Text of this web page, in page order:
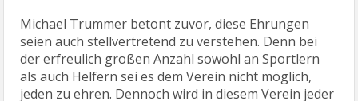
Michael Trummer betont zuvor, diese Ehrungen
seien auch stellvertretend zu verstehen. Denn bei
der erfreulich großen Anzahl sowohl an Sportlern
als auch Helfern sei es dem Verein nicht möglich,
jeden zu ehren. Dennoch wird in diesem Verein jeder